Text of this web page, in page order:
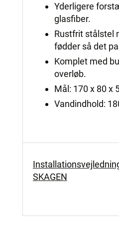
Yderligere
glasfiber.
Rustfrit stålstel
fødder så det
Komplet med
overløb.
Mål: 170 x 80 x
Vandindhold:
SKAGEN